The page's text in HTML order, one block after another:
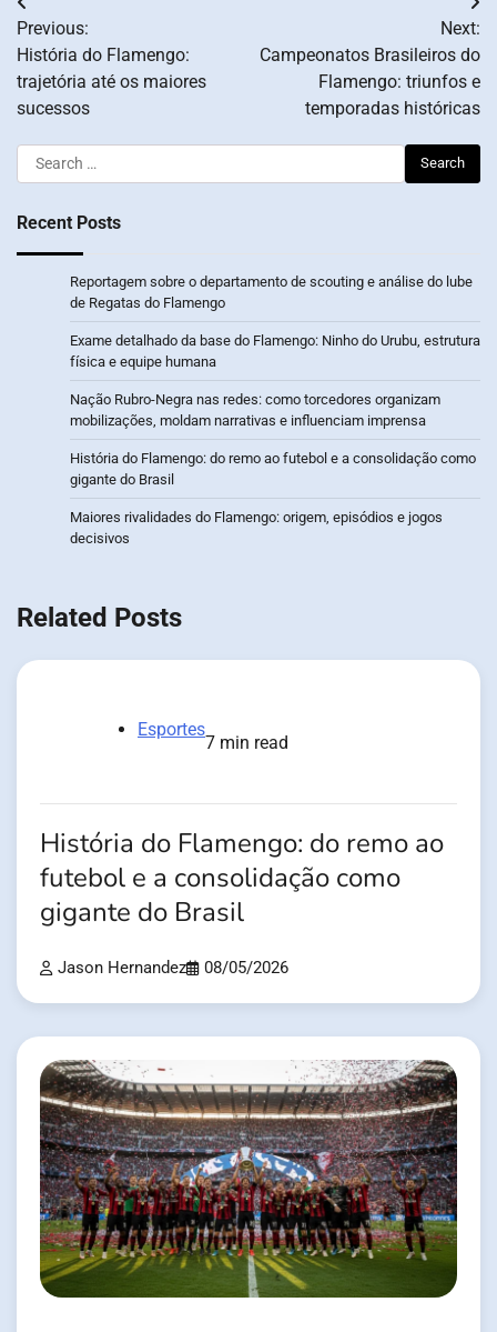
Post
navigation
Previous:
História do Flamengo:
trajetória até os maiores
sucessos
Next:
Campeonatos Brasileiros do
Flamengo: triunfos e
temporadas históricas
Search
for:
Recent Posts
Reportagem sobre o departamento de scouting e análise do lube
de Regatas do Flamengo
Exame detalhado da base do Flamengo: Ninho do Urubu, estrutura
física e equipe humana
Nação Rubro-Negra nas redes: como torcedores organizam
mobilizações, moldam narrativas e influenciam imprensa
História do Flamengo: do remo ao futebol e a consolidação como
gigante do Brasil
Maiores rivalidades do Flamengo: origem, episódios e jogos
decisivos
Related Posts
Esportes
7 min read
História do Flamengo: do remo ao
futebol e a consolidação como
gigante do Brasil
Jason Hernandez 08/05/2026